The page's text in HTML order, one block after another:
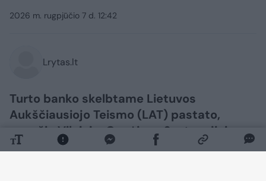
2026 m. rugpjūčio 7 d. 12:42
Lrytas.lt
Turto banko skelbtame Lietuvos
Aukščiausiojo Teismo (LAT) pastato,
esančio Vilniuje, Gynėjų g. 6, atnaujinimo
architektūrinio projekto konkurse komisija